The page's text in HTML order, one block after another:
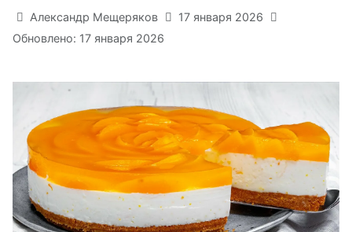
Информация о материале
Александр Мещеряков
17 января 2026
Обновлено: 17 января 2026